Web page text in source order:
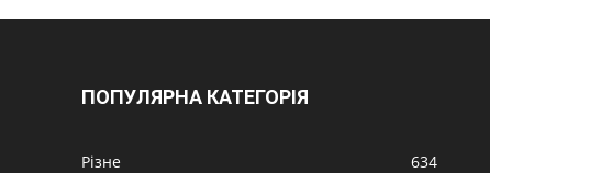
ПОПУЛЯРНА КАТЕГОРІЯ
Різне
634